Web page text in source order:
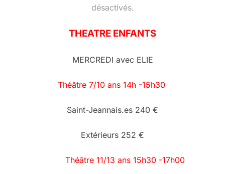
désactivés.
THEATRE ENFANTS
MERCREDI avec ELIE
Théâtre 7/10 ans 14h -15h30
Saint-Jeannais.es 240 €
Extérieurs 252 €
Théâtre 11/13 ans 15h30 -17h00